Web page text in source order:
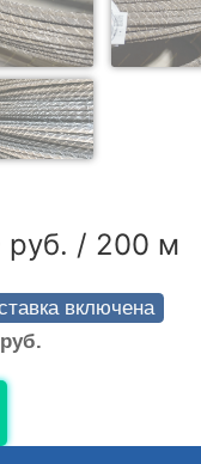
руб. / 200 м
включена